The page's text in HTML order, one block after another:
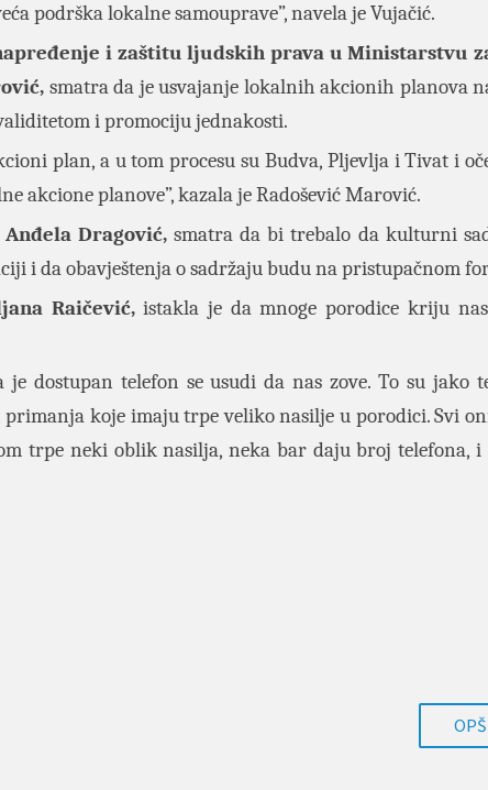
podrška lokalne samouprave”, navela je Vujačić.
i zaštitu ljudskih prava u Ministarstvu
smatra da je usvajanje lokalnih akcionih planova
i promociju jednakosti.
plan, a u tom procesu su Budva, Pljevlja i Tivat i
akcione planove”, kazala je Radošević Marović.
Dragović,smatra da bi trebalo da kulturni
i da obavještenja o sadržaju budu na pristupačnom
Raičević,istakla je da mnoge porodice kriju
dostupan telefon se usudi da nas zove. To su jako
primanja koje imaju trpe veliko nasilje u porodici. Svi
trpe neki oblik nasilja, neka bar daju broj telefona, i